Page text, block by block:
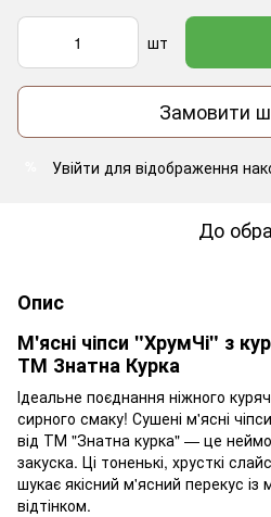
шт
Замовити
Увійти для відображення
До
Опис
М'ясні чіпси "ХрумЧі" з
ТМ Знатна Курка
Ідеальне поєднання ніжного
сирного смаку! Сушені м'ясні чіпси
від ТМ "Знатна курка" — це
закуска. Ці тоненькі, хрусткі
шукає якісний м'ясний перекус
відтінком.